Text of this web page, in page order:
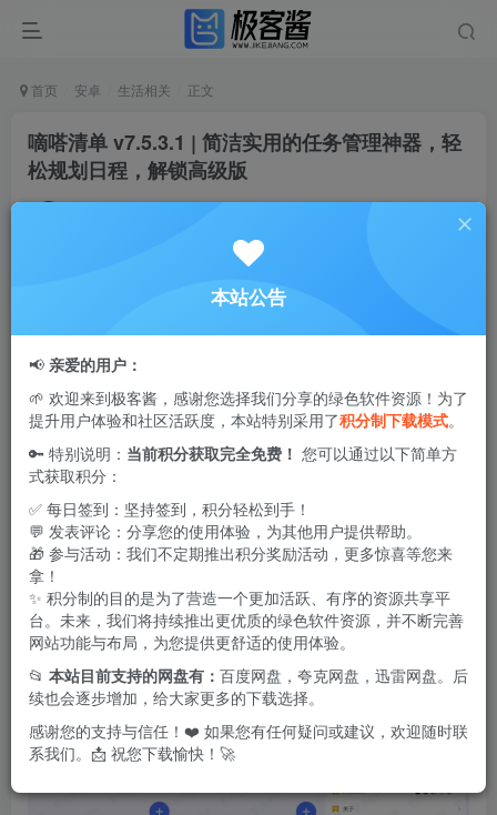
首页 安卓 生活相关 正文
嘀嗒清单 v7.5.3.1 | 简洁实用的任务管理神器，轻
松规划日程，解锁高级版
私信
）是一款高效实用的任务管理软件，支
持GTD日程管理与时间规划。无论你使用手机、平板或电
脑，嘀嗒清单都能帮助你轻松记录待办事项、规划工作、整
理购物清单、设置生日提醒和安排日程等。该应用内置丰富
外，高级版已解锁VIP权限，提供更多实用功能，助你提升
效率。
本站公告
📢 亲爱的用户：
🌱 欢迎来到极客酱，感谢您选择我们分享的绿色软件资源！为了
提升用户体验和社区活跃度，本站特别采用了积分制下载模式。
🔑 特别说明： 当前积分获取完全免费！ 您可以通过以下简单方
式获取积分：
✅ 每日签到：坚持签到，积分轻松到手！
💬 发表评论：分享您的使用体验，为其他用户提供帮助。
🎁 参与活动：我们不定期推出积分奖励活动，更多惊喜等您来
拿！
✨ 积分制的目的是为了营造一个更加活跃、有序的资源共享平
台。未来，我们将持续推出更优质的绿色软件资源，并不断完善
网站功能与布局，为您提供更舒适的使用体验。
📂 本站目前支持的网盘有： 百度网盘，夸克网盘，迅雷网盘。后
续也会逐步增加，给大家更多的下载选择。
感谢您的支持与信任！❤️ 如果您有任何疑问或建议，欢迎随时联
系我们。📩 祝您下载愉快！🚀